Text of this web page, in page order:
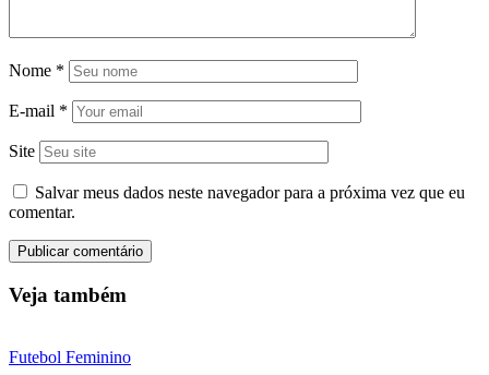
Nome *
E-mail *
Site
Salvar meus dados neste navegador para a próxima vez que eu
comentar.
Veja também
Futebol Feminino